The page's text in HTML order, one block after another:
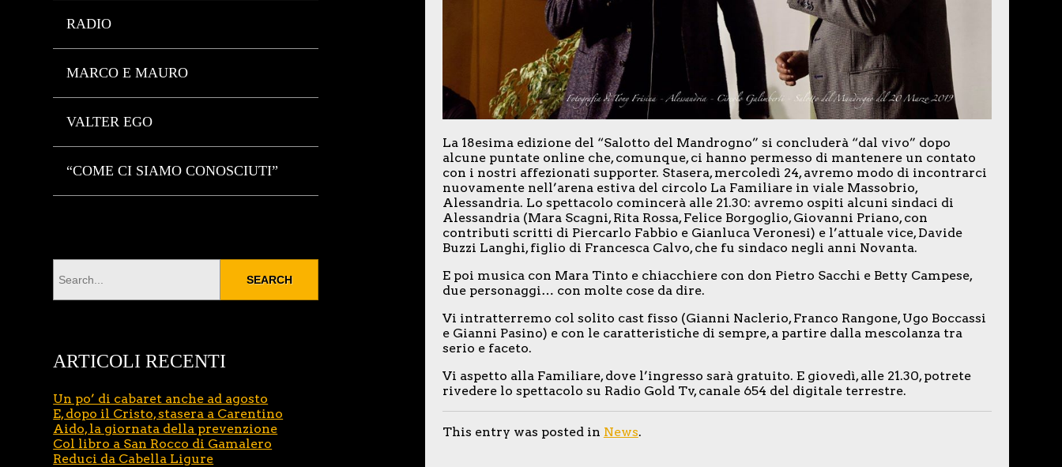
RADIO
MARCO E MAURO
VALTER EGO
“COME CI SIAMO CONOSCIUTI”
La 18esima edizione del “Salotto del Mandrogno” si concluderà “dal vivo” dopo
alcune puntate online che, comunque, ci hanno permesso di mantenere un contato
con i nostri affezionati supporter. Stasera, mercoledì 24, avremo modo di incontrarci
nuovamente nell’arena estiva del circolo La Familiare in viale Massobrio,
Alessandria. Lo spettacolo comincerà alle 21.30: avremo ospiti alcuni sindaci di
Alessandria (Mara Scagni, Rita Rossa, Felice Borgoglio, Giovanni Priano, con
contributi scritti di Piercarlo Fabbio e Gianluca Veronesi) e l’attuale vice, Davide
Buzzi Langhi, figlio di Francesca Calvo, che fu sindaco negli anni Novanta.
E poi musica con Mara Tinto e chiacchiere con don Pietro Sacchi e Betty Campese,
due personaggi… con molte cose da dire.
Vi intratterremo col solito cast fisso (Gianni Naclerio, Franco Rangone, Ugo Boccassi
e Gianni Pasino) e con le caratteristiche di sempre, a partire dalla mescolanza tra
serio e faceto.
Vi aspetto alla Familiare, dove l’ingresso sarà gratuito. E giovedì, alle 21.30, potrete
rivedere lo spettacolo su Radio Gold Tv, canale 654 del digitale terrestre.
This entry was posted in News.
ARTICOLI RECENTI
Un po’ di cabaret anche ad agosto
E, dopo il Cristo, stasera a Carentino
Aido, la giornata della prevenzione
Col libro a San Rocco di Gamalero
Reduci da Cabella Ligure